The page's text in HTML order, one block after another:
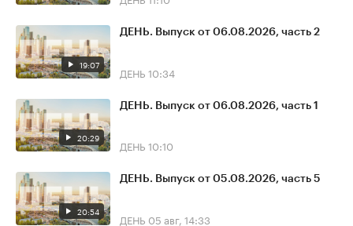
19:07
ДЕНЬ. Выпуск от 06.08.2026, часть 2
ДЕНЬ 10:34
20:29
ДЕНЬ. Выпуск от 06.08.2026, часть 1
ДЕНЬ 10:10
20:54
ДЕНЬ. Выпуск от 05.08.2026, часть 5
ДЕНЬ 05 авг, 14:33